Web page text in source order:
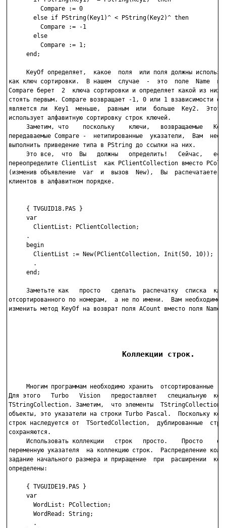
         Compare := 0
       else if PString(Key1)^ < PString(Key2)^ then
         Compare := -1
       else
         Compare := 1;
     end;
KeyOf определяет,  какое  поля  или поля должны
как ключ сортировки.  В нашем  случае  -  это  поле  Name
Compare берет  2  ключа сортировки и определяет какой из них
стоять первым. Compare возвращает -1, 0 или 1 взависимости
является ли  Key1  меньше,  равным  или  больше  Key2.  Этот
использует алфавитную сортировку строк ключей.
Заметим, что    поскольку    ключи,   возвращаемые
передаваемые Compare -  нетипированные  указатели,  Вам
выполнить приведение типа в PString до ссылки на них.
Это все,  что  Вы   должны   определить!   Сейчас,
переопределите ClientList  как PClientCollection вместо
(изменив объявление  var  и  вызов  New),  Вы  распечатаете
клиентов в алфавитном порядке.
     { TVGUID18.PAS }
     var
       ClientList: PClientCollection;
     .
     begin
       ClientList := New(PClientCollection, Init(50, 10));
       .
     end;
Заметьте как   просто   сделать  распечатку  списка
отсортированного по номерам,  а не по имени.  Вам необходимо
изменить метод KeyOf на возврат поля ACount вместо поля Name.
                         Коллекции строк.
Многим программам необходимо хранить  отсортированные
Для этого   Turbo   Vision   предоставляет   специальную
TStringCollection. Заметим,  что элементы
объекты, это указатели на строки Turbo Pascal.  Поскольку
строк наследуется от  TSortedCollection,  дублированные
сохраняются.
Использовать коллекции   строк   просто.    Просто
переменную указателя  на коллекцию строк.  Распределение
задание начального размера и приращение  при  расширении
определены:
     { TVGUIDE19.PAS }
     var
       WordList: PCollection;
       WordRead: String;
       .